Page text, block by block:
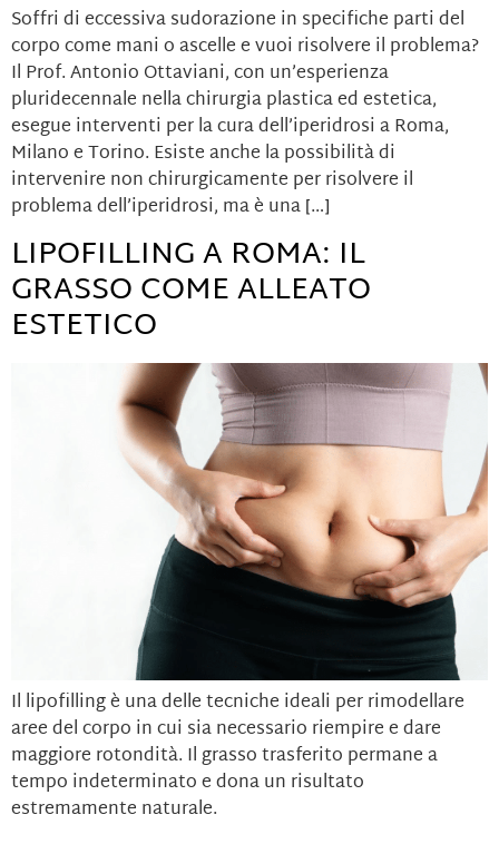
Soffri di eccessiva sudorazione in specifiche parti del
corpo come mani o ascelle e vuoi risolvere il problema?
Il Prof. Antonio Ottaviani, con un’esperienza
pluridecennale nella chirurgia plastica ed estetica,
esegue interventi per la cura dell’iperidrosi a Roma,
Milano e Torino. Esiste anche la possibilità di
intervenire non chirurgicamente per risolvere il
problema dell’iperidrosi, ma è una […]
LIPOFILLING A ROMA: IL
GRASSO COME ALLEATO
ESTETICO
Il lipofilling è una delle tecniche ideali per rimodellare
aree del corpo in cui sia necessario riempire e dare
maggiore rotondità. Il grasso trasferito permane a
tempo indeterminato e dona un risultato
estremamente naturale.